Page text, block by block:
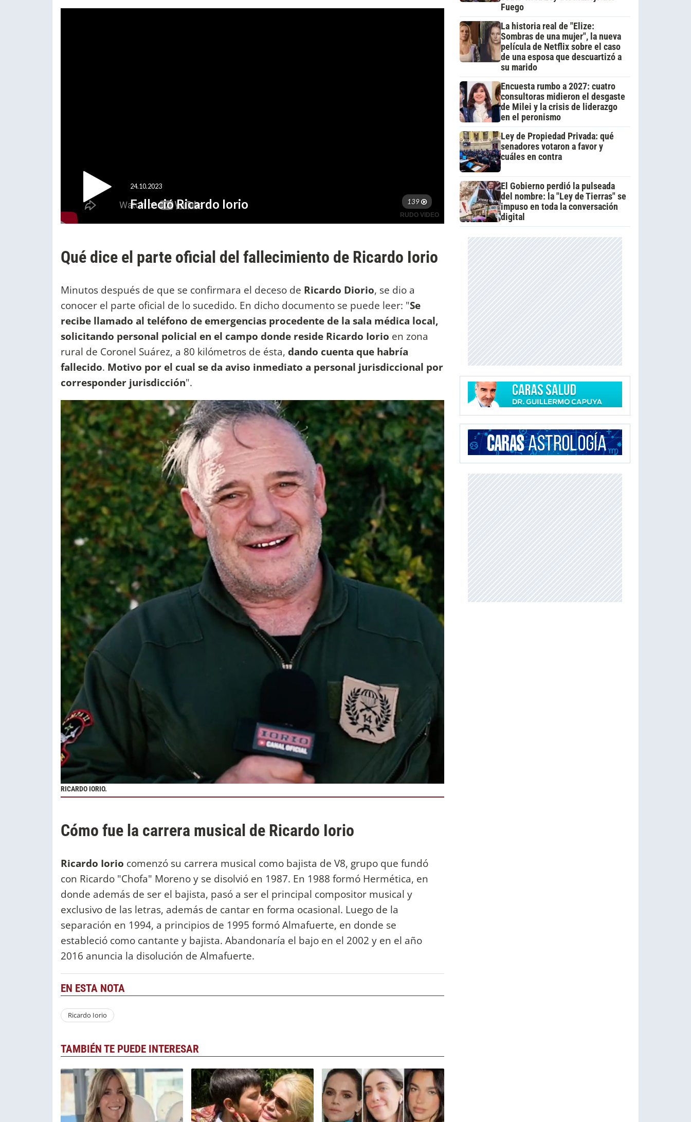
Qué dice el parte oficial del fallecimiento de Ricardo Iorio
Minutos después de que se confirmara el deceso de Ricardo Diorio, se dio a
conocer el parte oficial de lo sucedido. En dicho documento se puede leer: "Se
recibe llamado al teléfono de emergencias procedente de la sala médica local,
solicitando personal policial en el campo donde reside Ricardo Iorio en zona
rural de Coronel Suárez, a 80 kilómetros de ésta, dando cuenta que habría
fallecido. Motivo por el cual se da aviso inmediato a personal jurisdiccional por
corresponder jurisdicción".
RICARDO IORIO.
Cómo fue la carrera musical de Ricardo Iorio
Ricardo Iorio comenzó su carrera musical como bajista de V8, grupo que fundó
con Ricardo "Chofa" Moreno y se disolvió en 1987. En 1988 formó Hermética, en
donde además de ser el bajista, pasó a ser el principal compositor musical y
exclusivo de las letras, además de cantar en forma ocasional. Luego de la
separación en 1994, a principios de 1995 formó Almafuerte, en donde se
estableció como cantante y bajista. Abandonaría el bajo en el 2002 y en el año
2016 anuncia la disolución de Almafuerte.
EN ESTA NOTA
Ricardo Iorio
TAMBIÉN TE PUEDE INTERESAR
Fuego
La historia real de "Elize:
Sombras de una mujer", la nueva
película de Netflix sobre el caso
de una esposa que descuartizó a
su marido
Encuesta rumbo a 2027: cuatro
consultoras midieron el desgaste
de Milei y la crisis de liderazgo
en el peronismo
Ley de Propiedad Privada: qué
senadores votaron a favor y
cuáles en contra
El Gobierno perdió la pulseada
del nombre: la "Ley de Tierras" se
impuso en toda la conversación
digital